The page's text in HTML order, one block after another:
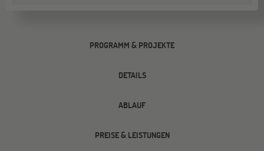
PROGRAMM & PROJEKTE
DETAILS
ABLAUF
PREISE & LEISTUNGEN